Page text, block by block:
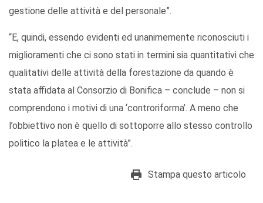
gestione delle attività e del personale”.
“E, quindi, essendo evidenti ed unanimemente riconosciuti i
miglioramenti che ci sono stati in termini sia quantitativi che
qualitativi delle attività della forestazione da quando è
stata affidata al Consorzio di Bonifica – conclude – non si
comprendono i motivi di una ‘controriforma’. A meno che
l’obbiettivo non è quello di sottoporre allo stesso controllo
politico la platea e le attività”.
Stampa questo articolo